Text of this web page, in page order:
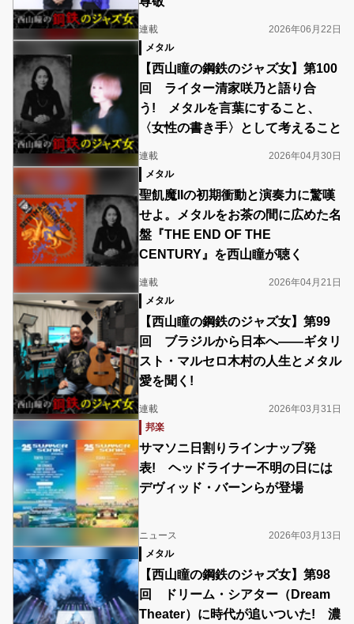
連載
2026年06月22日
メタル
【西山瞳の鋼鉄のジャズ女】第100
回 ライター清家咲乃と語り合
う! メタルを言葉にすること、
〈女性の書き手〉として考えること
連載
2026年04月30日
メタル
聖飢魔IIの初期衝動と演奏力に驚嘆
せよ。メタルをお茶の間に広めた名
盤『THE END OF THE
CENTURY』を西山瞳が聴く
連載
2026年04月21日
メタル
【西山瞳の鋼鉄のジャズ女】第99
回 ブラジルから日本へ――ギタリ
スト・マルセロ木村の人生とメタル
愛を聞く!
連載
2026年03月31日
邦楽
サマソニ日割りラインナップ発
表! ヘッドライナー不明の日には
デヴィッド・バーンらが登場
ニュース
2026年03月13日
メタル
【西山瞳の鋼鉄のジャズ女】第98
回 ドリーム・シアター（Dream
Theater）に時代が追いついた! 濃